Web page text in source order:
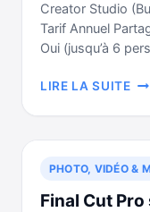
Creator Studio
Tarif Annuel
Oui (jusqu’à 6
LIRE LA SUITE
:
PHOTO, VIDÉO &
Final Cut